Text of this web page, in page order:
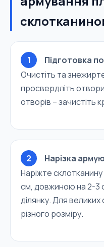
1
Підготовка
Очистіть та
просвердліть
отворів – зачистіть
2
Нарізка
Наріжте
см, довжиною на 2-3
ділянку. Для великих
різного розміру.